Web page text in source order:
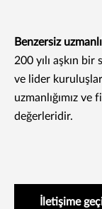
Benzersiz
200 yılı aşkın
ve lider
uzmanlığımız
değerleridir.
İletişime